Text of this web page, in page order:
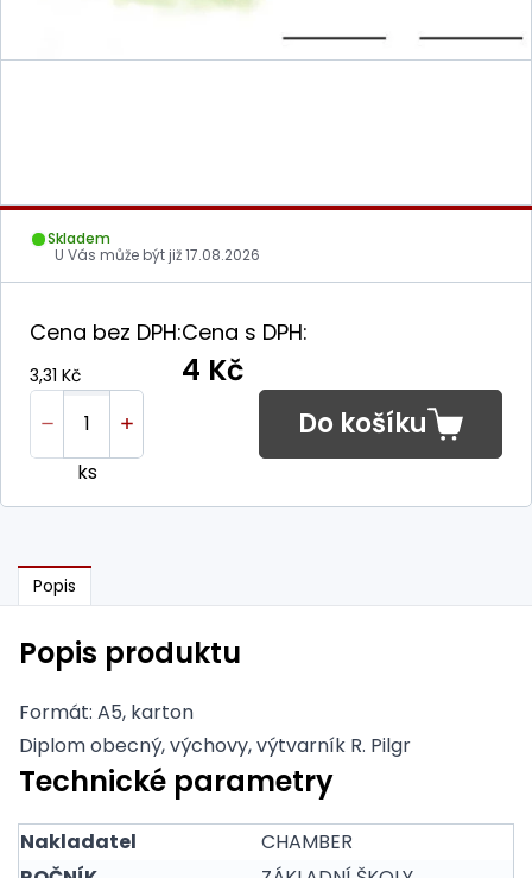
Skladem
U Vás může být již17.08.2026
Cena bez DPH:
3,31 Kč
Cena s DPH:
4 Kč
ks
Do košíku
Popis
Popis produktu
Formát: A5, karton
Diplom obecný, výchovy, výtvarník R. Pilgr
Technické parametry
Nakladatel
CHAMBER